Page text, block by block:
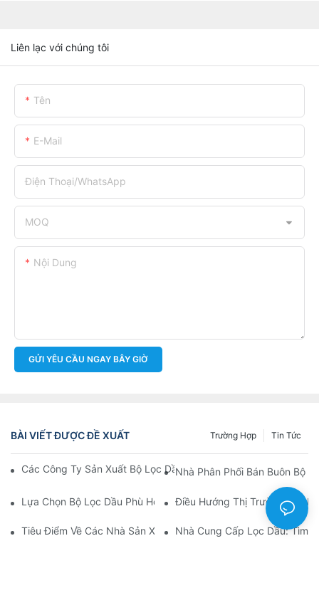
Liên lạc với chúng tôi
Tên
E-Mail
Điện Thoại/WhatsApp
MOQ
Nội Dung
GỬI YÊU CẦU NGAY BÂY GIỜ
BÀI VIẾT ĐƯỢC ĐỀ XUẤT Tin Tức
Trường Hợp
Các Công Ty Sản Xuất Bộ Lọc Dầu Hàng Đầu: Tổng Quan Toàn
Nhà Phân Phối Bán Buôn Bộ
Lựa Chọn Bộ Lọc Dầu Phù Hợp Cho Mẫu Xe Của Bạn: Những
Điều Hướng Thị Trường Bán
Tiêu Điểm Về Các Nhà Sản Xuất Bộ Lọc Dầu Hàng Đầu Và
Nhà Cung Cấp Lọc Dầu: Tìm